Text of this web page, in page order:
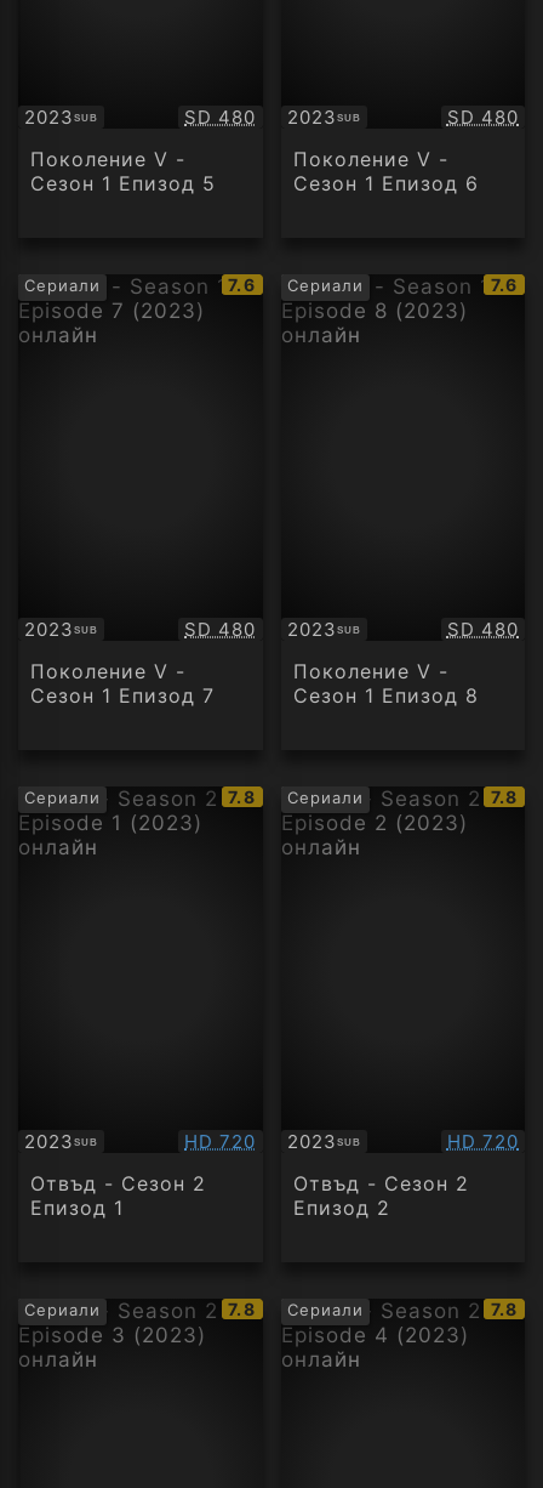
2023SUB
Субтитри Качество:
SD 480
Поколение V -
Сезон 1 Епизод 5
2023SUB
Субтитри SD 480
Поколение V -
Сезон 1 Епизод 6
Сериали
IMDb
рейтинг:
7.6
2023SUB
Субтитри Качество:
SD 480
Поколение V -
Сезон 1 Епизод 7
Сериали
IMDb
7.6
2023SUB
Субтитри SD 480
Поколение V -
Сезон 1 Епизод 8
Сериали
IMDb
рейтинг:
7.8
2023SUB
Субтитри Качество:
HD 720
Отвъд - Сезон 2
Епизод 1
Сериали
IMDb
7.8
2023SUB
Субтитри HD 720
Отвъд - Сезон 2
Епизод 2
Сериали
IMDb
рейтинг:
7.8 Сериали
IMDb
7.8